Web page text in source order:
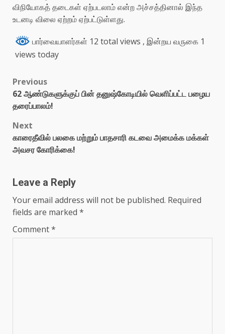
விநியோகத் தடைகள் ஏற்படலாம் என்ற அச்சத்தினால் இந்த
உடனடி விலை ஏற்றம் ஏற்பட்டுள்ளது.
பார்வையாளர்கள் 12 total views , இன்றய வருகை 1
views today
Previous
62 ஆண்டுகளுக்குப் பின் தனுஷ்கோடியில் வெளிப்பட்ட பழைய
தரைப்பாலம்!
Next
காரைதீவில் பலகை மற்றும் பாதசாரி கடவை அமைக்க மக்கள்
அவசர கோரிக்கை!
Leave a Reply
Your email address will not be published. Required
fields are marked *
Comment*